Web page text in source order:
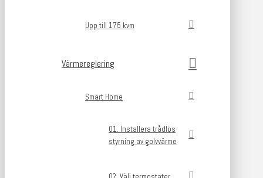
Upp till 175 kvm
Värmereglering
Smart Home
01. Installera trådlös
styrning av golvvärme